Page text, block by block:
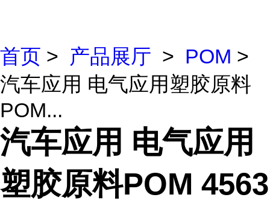
首页 > 产品展厅 > POM >
汽车应用 电气应用塑胶原料
POM...
汽车应用 电气应用
塑胶原料POM 4563